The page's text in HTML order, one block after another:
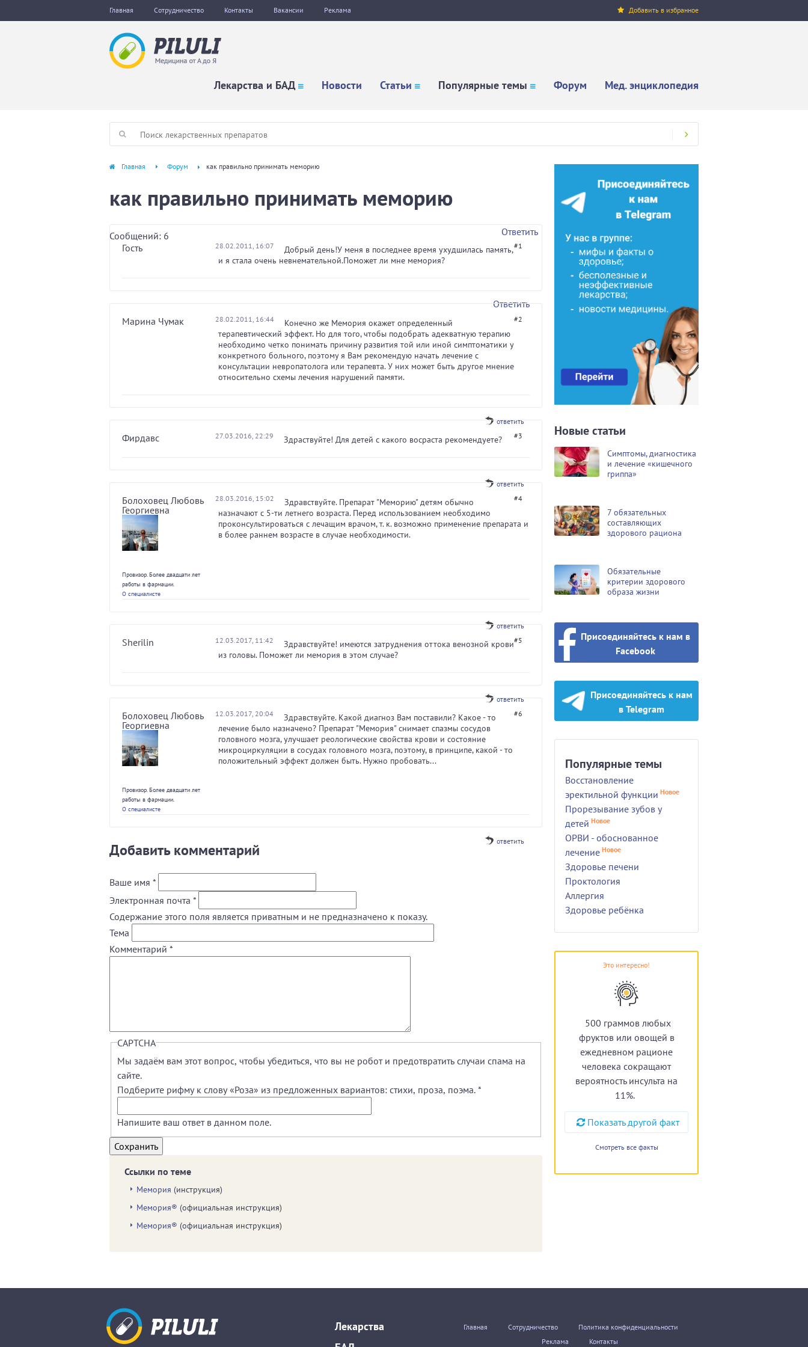
Главная Сотрудничество Контакты Вакансии Реклама Добавить в избранное
Лекарства и БАД Новости Статьи Популярные темы Форум Мед. энциклопедия
Главная Форум как правильно принимать меморию
как правильно принимать меморию
Сообщений: 6
Ответить
Гость
28.02.2011, 16:07 #1
Добрый день!У меня в последнее время ухудшилась память,
и я стала очень невнемательной.Поможет ли мне мемория?
Ответить
Марина Чумак
28.02.2011, 16:44 #2
Конечно же Мемория окажет определенный
терапевтический эффект. Но для того, чтобы подобрать адекватную терапию
необходимо четко понимать причину развития той или иной симптоматики у
конкретного больного, поэтому я Вам рекомендую начать лечение с
консультации невропатолога или терапевта. У них может быть другое мнение
относительно схемы лечения нарушений памяти.
ответить
Фирдавс 27.03.2016, 22:29 #3
Здраствуйте! Для детей с какого восраста рекомендуете?
ответить
Болоховец Любовь
Георгиевна
Провизор. Более двадцати лет
работы в фармации.
О специалисте
28.03.2016, 15:02 #4
Здравствуйте. Препарат "Меморию" детям обычно
назначают с 5-ти летнего возраста. Перед использованием необходимо
проконсультироваться с лечащим врачом, т. к. возможно применение препарата и
в более раннем возрасте в случае необходимости.
ответить
Sherilin 12.03.2017, 11:42 #5
Здравствуйте! имеются затруднения оттока венозной крови
из головы. Поможет ли мемория в этом случае?
ответить
Болоховец Любовь
Георгиевна
Провизор. Более двадцати лет
работы в фармации.
О специалисте
12.03.2017, 20:04 #6
Здравствуйте. Какой диагноз Вам поставили? Какое - то
лечение было назначено? Препарат "Мемория" снимает спазмы сосудов
головного мозга, улучшает реологические свойства крови и состояние
микроциркуляции в сосудах головного мозга, поэтому, в принципе, какой - то
положительный эффект должен быть. Нужно пробовать...
ответить
Добавить комментарий
Ваше имя *
Электронная почта *
Содержание этого поля является приватным и не предназначено к показу.
Тема
Комментарий *
CAPTCHA
Мы задаём вам этот вопрос, чтобы убедиться, что вы не робот и предотвратить случаи спама на
сайте.
Подберите рифму к слову «Роза» из предложенных вариантов: стихи, проза, поэма. *
Напишите ваш ответ в данном поле.
Ссылки по теме
Мемория (инструкция)
Мемория® (официальная инструкция)
Мемория® (официальная инструкция)
Новые статьи
Симптомы, диагностика
и лечение «кишечного
гриппа»
7 обязательных
составляющих
здорового рациона
Обязательные
критерии здорового
образа жизни
Присоединяйтесь к нам в
Facebook
Присоединяйтесь к нам
в Telegram
Популярные темы
Восстановление
эректильной функции Новое
Прорезывание зубов у
детей Новое
ОРВИ - обоснованное
лечение Новое
Здоровье печени
Проктология
Аллергия
Здоровье ребёнка
Это интересно!
500 граммов любых
фруктов или овощей в
ежедневном рационе
человека сокращают
вероятность инсульта на
11%.
Показать другой факт
Смотреть все факты
Лекарства
Главная Сотрудничество
Политика конфиденциальности
Реклама
Контакты